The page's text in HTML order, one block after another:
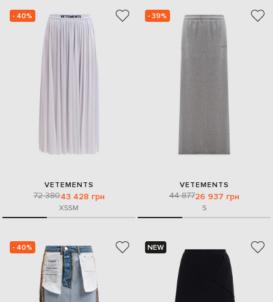
- 40%
VETEMENTS
72 38043 428 грн
XSSM
- 39%
VETEMENTS
44 87726 937 грн
S
- 40% NEW